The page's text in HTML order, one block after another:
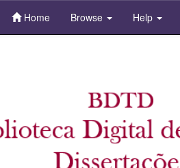
Home Browse Help